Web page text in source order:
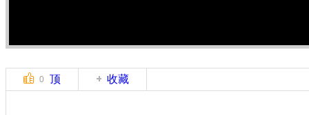
0 顶 收藏